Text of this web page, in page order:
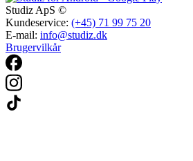
Studiz ApS ©
Kundeservice: (+45) 71 99 75 20
E-mail: info@studiz.dk
Brugervilkår